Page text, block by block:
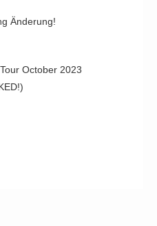
Änderung!
October 2023